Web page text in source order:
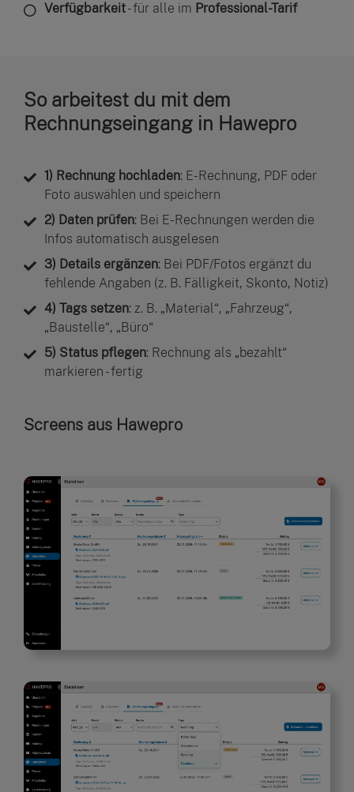
Verfügbarkeit- für alle im Professional-Tarif
So arbeitest du mit dem
Rechnungseingang in Hawepro
1) Rechnung hochladen: E-Rechnung, PDF oder
Foto auswählen und speichern
2) Daten prüfen: Bei E-Rechnungen werden die
Infos automatisch ausgelesen
3) Details ergänzen: Bei PDF/Fotos ergänzt du
fehlende Angaben (z. B. Fälligkeit, Skonto, Notiz)
4) Tags setzen: z. B. „Material“, „Fahrzeug“,
„Baustelle“, „Büro“
5) Status pflegen: Rechnung als „bezahlt“
markieren - fertig
Screens aus Hawepro